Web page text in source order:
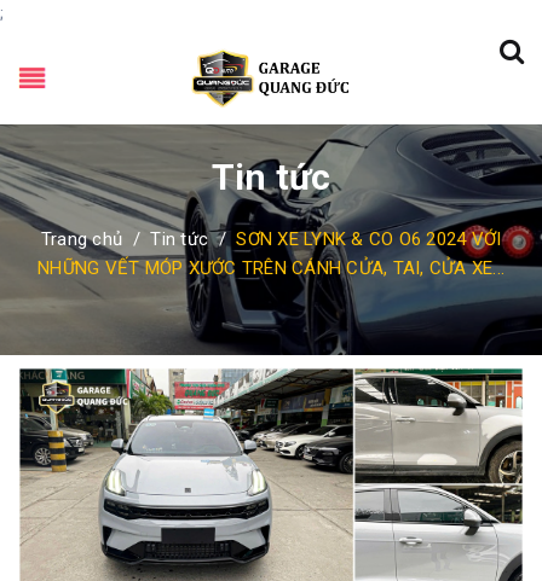
;
Tin tức
Trang chủ / Tin tức / SƠN XE LYNK & CO O6 2024 VỚI
NHỮNG VẾT MÓP XƯỚC TRÊN CÁNH CỬA, TAI, CỬA XE...